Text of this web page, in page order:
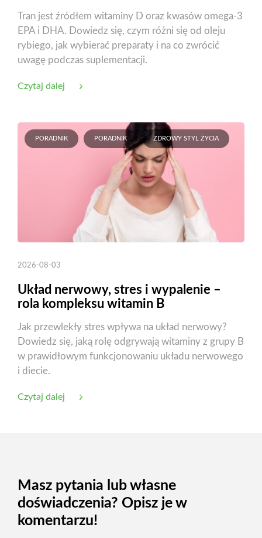
Tran jest źródłem witaminy D oraz kwasów omega-3
EPA i DHA. Dowiedz się, czym różni się od oleju
rybiego, jak wybierać preparaty i na co zwrócić
uwagę podczas suplementacji.
Czytaj dalej
PORADNIK PORADNIK ZDROWY STYL ŻYCIA
2026-08-03
Układ nerwowy, stres i wypalenie –
rola kompleksu witamin B
Jak przewlekły stres wpływa na układ nerwowy?
Dowiedz się, jaką rolę odgrywają witaminy z grupy B
w prawidłowym funkcjonowaniu układu nerwowego
i diecie.
Czytaj dalej
Masz pytania lub własne
doświadczenia? Opisz je w
komentarzu!